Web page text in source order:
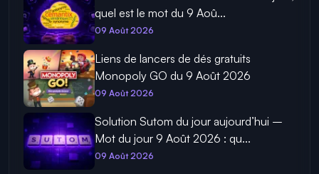
quel est le mot du 9 Aoû...
09 Août 2026
Liens de lancers de dés gratuits
Monopoly GO du 9 Août 2026
09 Août 2026
Solution Sutom du jour aujourd’hui –
Mot du jour 9 Août 2026 : qu...
09 Août 2026